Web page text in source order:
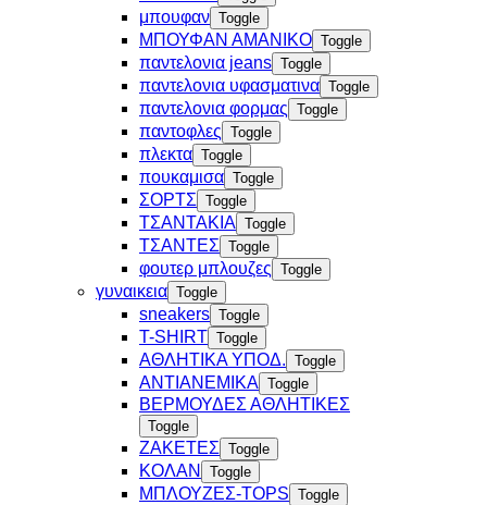
μπουφαν Toggle
ΜΠΟΥΦΑΝ ΑΜΑΝΙΚΟ Toggle
παντελονια jeans Toggle
παντελονια υφασματινα Toggle
παντελονια φορμας Toggle
παντοφλες Toggle
πλεκτα Toggle
πουκαμισα Toggle
ΣΟΡΤΣ Toggle
ΤΣΑΝΤΑΚΙΑ Toggle
ΤΣΑΝΤΕΣ Toggle
φουτερ μπλουζες Toggle
γυναικεια Toggle
sneakers Toggle
T-SHIRT Toggle
ΑΘΛΗΤΙΚΑ ΥΠΟΔ. Toggle
ΑΝΤΙΑΝΕΜΙΚΑ Toggle
ΒΕΡΜΟΥΔΕΣ ΑΘΛΗΤΙΚΕΣ
Toggle
ΖΑΚΕΤΕΣ Toggle
ΚΟΛΑΝ Toggle
ΜΠΛΟΥΖΕΣ-TOPS Toggle